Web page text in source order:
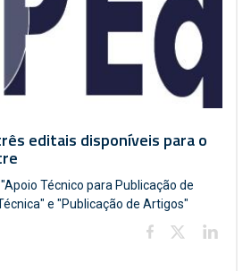
editais disponíveis para o
Técnico para Publicação de
e "Publicação de Artigos"